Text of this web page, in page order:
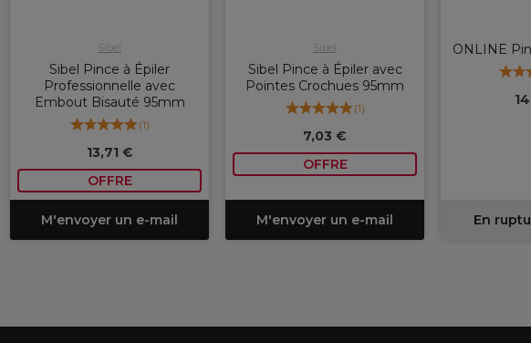
Sibel
Sibel Pince à Épiler
Professionnelle avec
Embout Bisauté 95mm
(1)
13,71 €
OFFRE
M'envoyer un e-mail
Sibel
Sibel Pince à Épiler avec
Pointes Crochues 95mm
(1)
7,03 €
OFFRE
M'envoyer un e-mail
ONLINE
En